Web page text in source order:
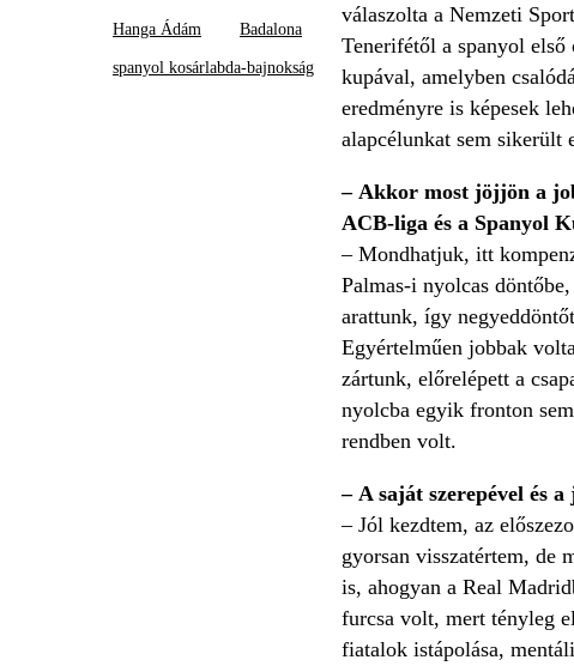
Hanga Ádám Badalona
spanyol kosárlabda-bajnokság
válaszolta a Nemzeti
Tenerifétől a spanyol
kupával, amelyben
eredményre is képesek
alapcélunkat sem sikerült
– Akkor most jöjjön a
ACB-liga és a Spanyol
– Mondhatjuk, itt
Palmas-i nyolcas
arattunk, így
Egyértelműen jobbak
zártunk, előrelépett a
nyolcba egyik fronton
rendben volt.
– A saját szerepével és
– Jól kezdtem, az
gyorsan visszatértem, de
is, ahogyan a Real
furcsa volt, mert tényleg
fiatalok istápolása,